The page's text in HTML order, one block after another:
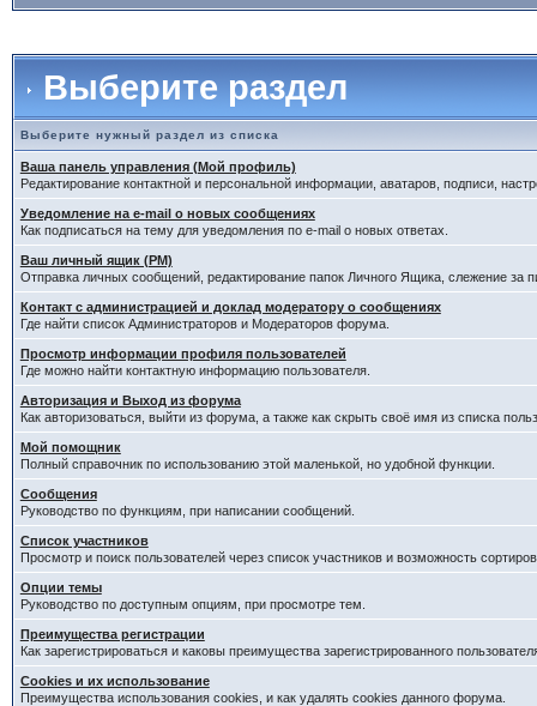
Выберите раздел
Выберите нужный раздел из списка
Ваша панель управления (Мой профиль)
Редактирование контактной и персональной информации, аватаров, подписи,
Уведомление на e-mail о новых сообщениях
Как подписаться на тему для уведомления по e-mail о новых ответах.
Ваш личный ящик (PM)
Отправка личных сообщений, редактирование папок Личного Ящика, слежение за
Контакт с администрацией и доклад модератору о сообщениях
Где найти список Администраторов и Модераторов форума.
Просмотр информации профиля пользователей
Где можно найти контактную информацию пользователя.
Авторизация и Выход из форума
Как авторизоваться, выйти из форума, а также как скрыть своё имя из списка
Мой помощник
Полный справочник по использованию этой маленькой, но удобной функции.
Сообщения
Руководство по функциям, при написании сообщений.
Список участников
Просмотр и поиск пользователей через список участников и возможность
Опции темы
Руководство по доступным опциям, при просмотре тем.
Преимущества регистрации
Как зарегистрироваться и каковы преимущества зарегистрированного
Cookies и их использование
Преимущества использования cookies, и как удалять cookies данного форума.